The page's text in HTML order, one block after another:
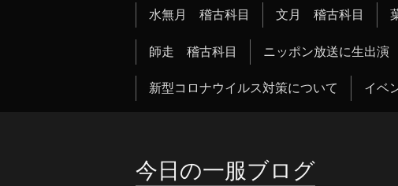
水無月 稽古科目 文月 稽古科目
師走 稽古科目 ニッポン放送に生出演
新型コロナウイルス対策について イベ
今日の一服ブログ